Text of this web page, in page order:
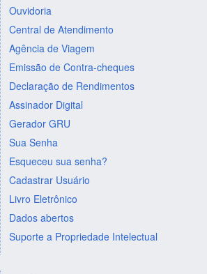
Ouvidoria
Central de Atendimento
Agência de Viagem
Emissão de Contra-cheques
Declaração de Rendimentos
Assinador Digital
Gerador GRU
Sua Senha
Esqueceu sua senha?
Cadastrar Usuário
Livro Eletrônico
Dados abertos
Suporte a Propriedade Intelectual